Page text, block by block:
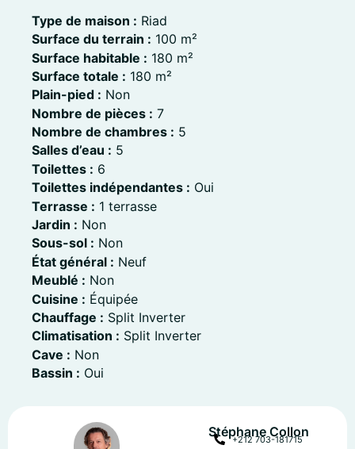
Type de maison : Riad
Surface du terrain : 100 m²
Surface habitable : 180 m²
Surface totale : 180 m²
Plain-pied : Non
Nombre de pièces : 7
Nombre de chambres : 5
Salles d’eau : 5
Toilettes : 6
Toilettes indépendantes : Oui
Terrasse : 1 terrasse
Jardin : Non
Sous-sol : Non
État général : Neuf
Meublé : Non
Cuisine : Équipée
Chauffage : Split Inverter
Climatisation : Split Inverter
Cave : Non
Bassin : Oui
Stéphane Collon
+212 703-181715